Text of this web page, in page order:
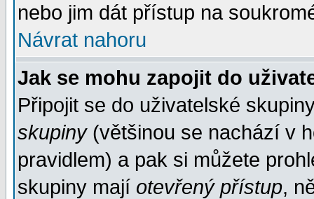
nebo jim dát přístup na
Návrat nahoru
Jak se mohu zapojit do
Připojit se do uživatelské
skupiny(většinou se nachází v
pravidlem) a pak si můžete
skupiny mají otevřený přístup,